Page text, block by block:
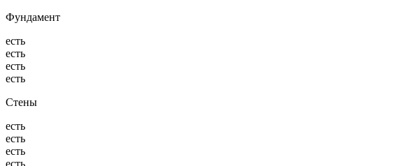
Фундамент
есть
есть
есть
есть
Стены
есть
есть
есть
есть